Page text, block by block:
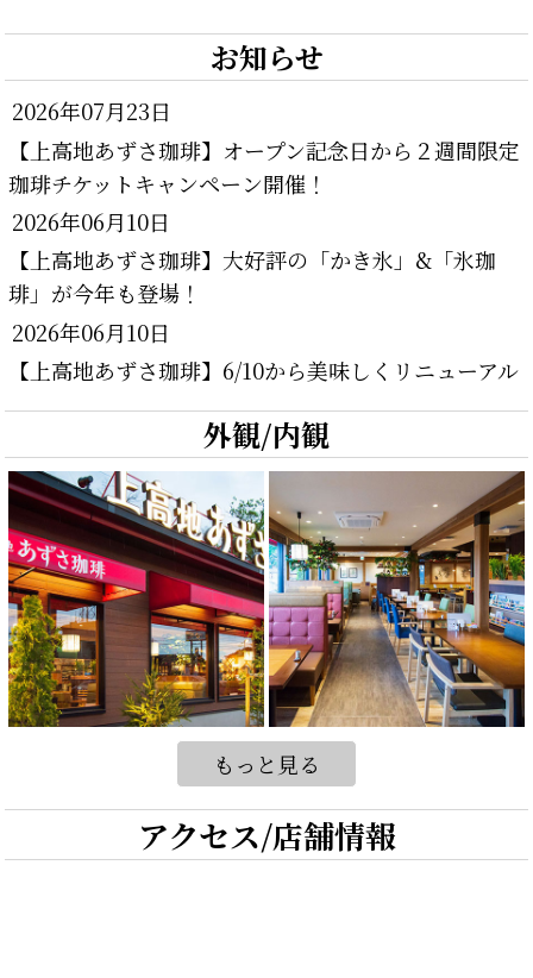
お知らせ
2026年07月23日
【上高地あずさ珈琲】オープン記念日から２週間限定
珈琲チケットキャンペーン開催！
2026年06月10日
【上高地あずさ珈琲】大好評の「かき氷」&「氷珈
琲」が今年も登場！
2026年06月10日
【上高地あずさ珈琲】6/10から美味しくリニューアル
外観/内観
もっと見る
アクセス/店舗情報